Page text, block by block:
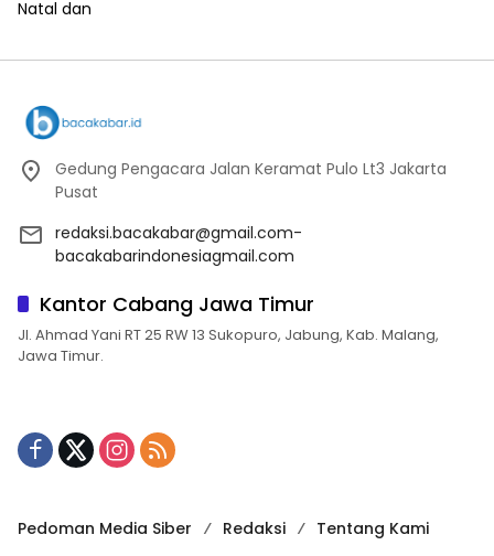
Gedung Pengacara Jalan Keramat Pulo Lt3 Jakarta
Pusat
redaksi.bacakabar@gmail.com-
bacakabarindonesiagmail.com
Kantor Cabang Jawa Timur
Jl. Ahmad Yani RT 25 RW 13 Sukopuro, Jabung, Kab. Malang,
Jawa Timur.
Pedoman Media Siber Redaksi Tentang Kami